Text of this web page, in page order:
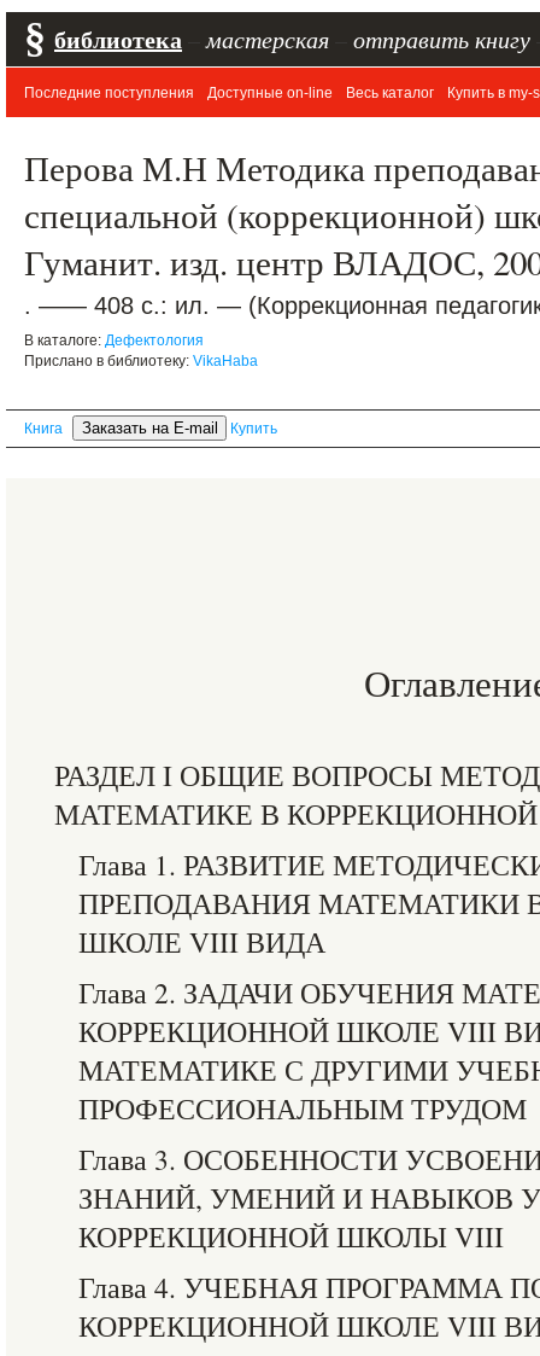
§ библиотека мастерская отправить книгу
Последние поступления Доступные on-line Весь каталог Купить в my-
Перова М.Н Методика
специальной (коррекционной)
Гуманит. изд. центр ВЛАДОС,
. —— 408 с.: ил. — (Коррекционная
В каталоге: Дефектология
Прислано в библиотеку: VikaHaba
Книга Купить
РАЗДЕЛ I ОБЩИЕ ВОПРОСЫ
МАТЕМАТИКЕ В
Глава 1. РАЗВИТИЕ
ПРЕПОДАВАНИЯ МАТЕМАТИКИ
ШКОЛЕ VIII ВИДА
Глава 2. ЗАДАЧИ ОБУЧЕНИЯ
КОРРЕКЦИОННОЙ ШКОЛЕ VIII
МАТЕМАТИКЕ С ДРУГИМИ
ПРОФЕССИОНАЛЬНЫМ ТРУДОМ
Глава 3. ОСОБЕННОСТИ
ЗНАНИЙ, УМЕНИЙ И НАВЫКОВ
КОРРЕКЦИОННОЙ ШКОЛЫ VIII
Глава 4. УЧЕБНАЯ ПРОГРАММА
КОРРЕКЦИОННОЙ ШКОЛЕ VIII